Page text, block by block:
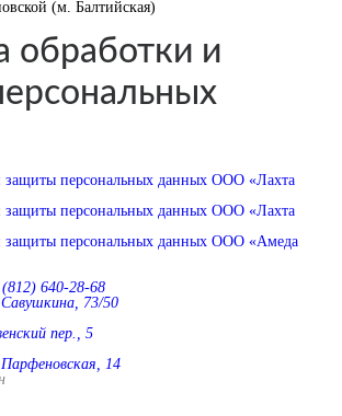
(м. Балтийская)
обработки и
защиты персональных данных ООО «Лахта
защиты персональных данных ООО «Лахта
защиты персональных данных ООО «Амеда
640-28-68
73/50
пер., 5
14